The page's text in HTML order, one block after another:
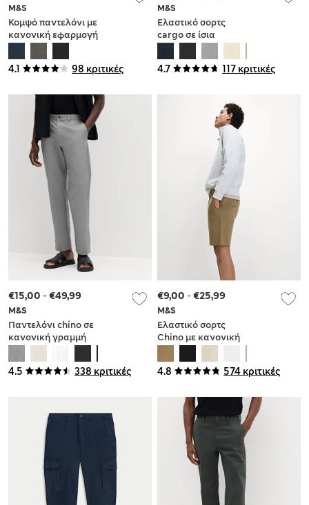
4.1 98 κριτικές
M&S
Κομψό παντελόνι με
κανονική εφαρμογή
4.7 117 κριτικές
M&S
Ελαστικό σορτς
cargo σε ίσια
4.5 338 κριτικές
M&S
Παντελόνι chino σε
κανονική γραμμή
€15,00 -€49,99
4.8 574 κριτικές
M&S
Ελαστικό σορτς
Chino με κανονική
€9,00 -€25,99